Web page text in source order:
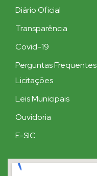
Diário Oficial
Transparência
Covid-19
Perguntas Frequentes
Licitações
Leis Municipais
Ouvidoria
E-SIC